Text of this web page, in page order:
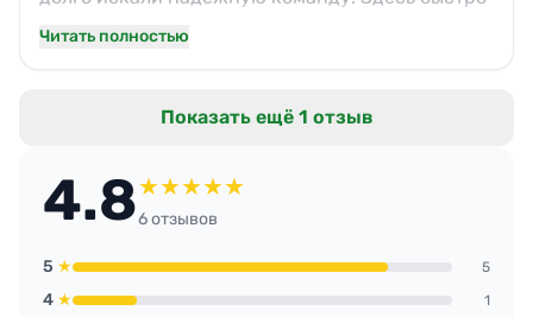
навели порядок: оттёрли кофейные пятна на
химический. Сотрудники рады, текучка
без лишних слов!
Читать полностью
Показать ещё 1 отзыв
4.8★★★★★
6 отзывов
5 ★ 5
4 ★ 1